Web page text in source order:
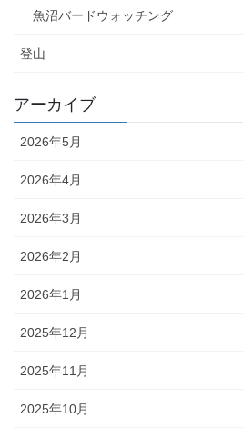
魚沼バードウォッチング
登山
アーカイブ
2026年5月
2026年4月
2026年3月
2026年2月
2026年1月
2025年12月
2025年11月
2025年10月